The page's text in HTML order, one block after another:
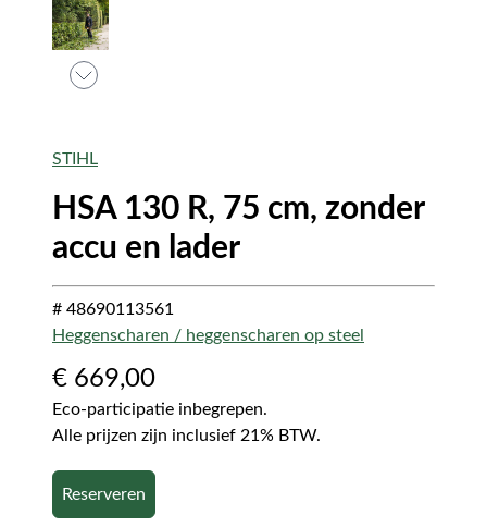
STIHL
HSA 130 R, 75 cm, zonder
accu en lader
# 48690113561
Heggenscharen / heggenscharen op steel
€ 669,00
Eco-participatie inbegrepen.
Alle prijzen zijn inclusief 21% BTW.
Reserveren